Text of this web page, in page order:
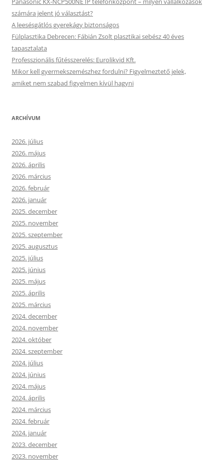
számára jelent jó választást?
A leesésgátlós gyerekágy biztonságos
Fülplasztika Debrecen: Fábián Zsolt plasztikai sebész 40 éves
tapasztalata
Professzionális fűtésszerelés: Eurolikvid Kft.
Mikor kell gyermekszemészhez fordulni? Figyelmeztető jelek,
amiket nem szabad figyelmen kívül hagyni
ARCHÍVUM
2026. július
2026. május
2026. április
2026. március
2026. február
2026. január
2025. december
2025. november
2025. szeptember
2025. augusztus
2025. július
2025. június
2025. május
2025. április
2025. március
2024. december
2024. november
2024. október
2024. szeptember
2024. július
2024. június
2024. május
2024. április
2024. március
2024. február
2024. január
2023. december
2023. november